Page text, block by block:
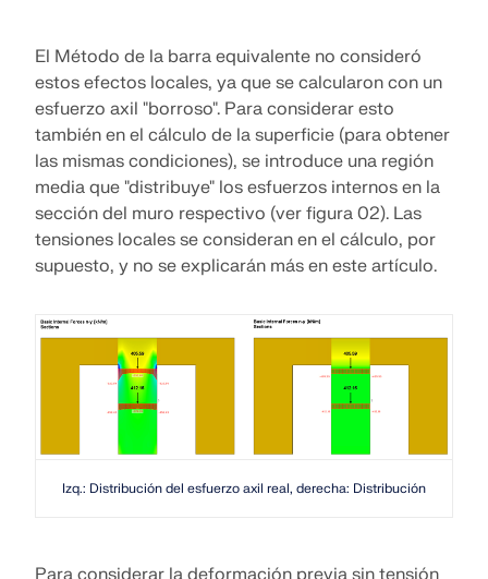
RWIND 3
Software de CFD para túneles de viento digital
Más información
Dlubal API
Su puerta al modelado paramétrico y la automatización
EXPLORE LAS VACANTES DISPONIBLES
El Método de la barra equivalente no consideró
estos efectos locales, ya que se calcularon con un
esfuerzo axil "borroso". Para considerar esto
también en el cálculo de la superficie (para obtener
las mismas condiciones), se introduce una región
media que "distribuye" los esfuerzos internos en la
sección del muro respectivo (ver figura 02). Las
tensiones locales se consideran en el cálculo, por
supuesto, y no se explicarán más en este artículo.
Izq.: Distribución del esfuerzo axil real, derecha: Distribución normal
Para considerar la deformación previa sin tensión